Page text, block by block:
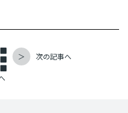
＞ 次の記事へ